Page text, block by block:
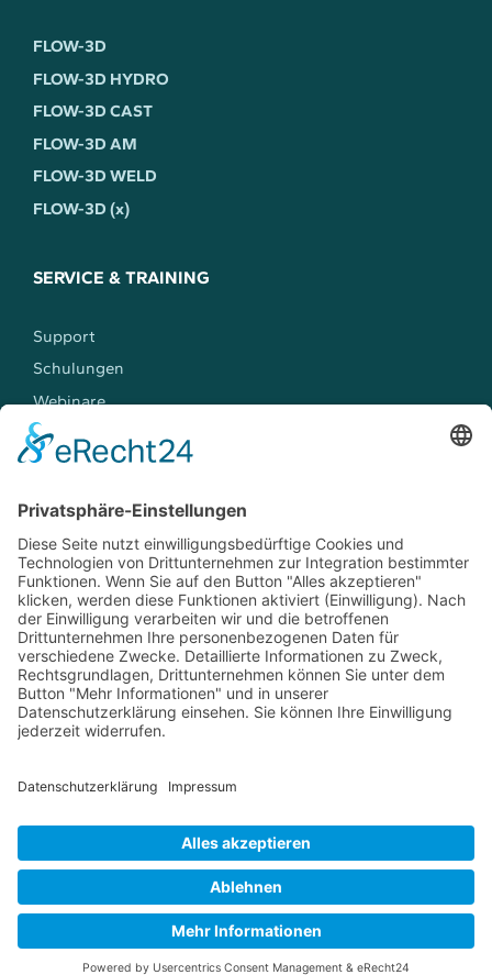
FLOW-3D
FLOW-3D HYDRO
FLOW-3D CAST
FLOW-3D AM
FLOW-3D WELD
FLOW-3D (x)
SERVICE & TRAINING
Support
Schulungen
Webinare
Workshops
TREFFEN SIE UNS
Events
Jobs
Kontakt
Telefon: +49 241 6084350
E-Mail:flow3d@flow3d.de
Impressum•Datenschutz
© 2026 Flow Science Deutschland GmbH